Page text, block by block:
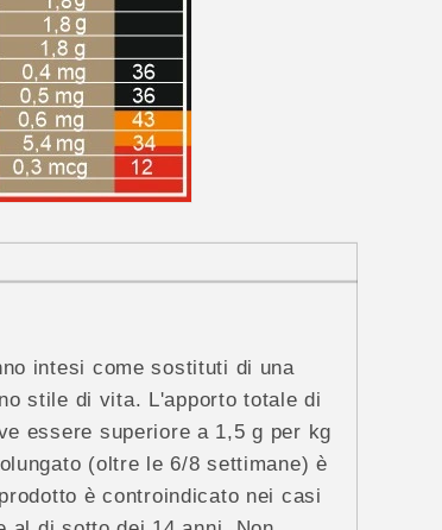
intesi come sostituti di una
stile di vita. L'apporto totale di
essere superiore a 1,5 g per kg
(oltre le 6/8 settimane) è
è controindicato nei casi